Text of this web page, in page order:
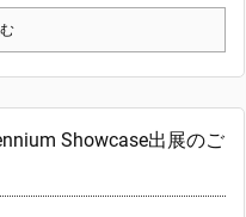
Showcase出展のご